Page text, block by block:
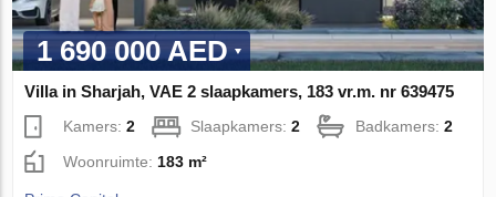
1 690 000 AED
Villa in Sharjah, VAE 2 slaapkamers, 183 vr.m. nr 639475
Kamers:2 Slaapkamers:2 Badkamers:2
Woonruimte: 183 m²